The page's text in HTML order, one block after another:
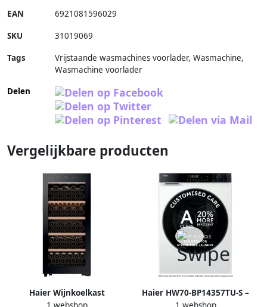
EAN 6921081596029
SKU 31019069
Tags
Vrijstaande wasmachines voorlader, Wasmachine,
Wasmachine voorlader
Delen
Vergelijkbare producten
Haier Wijnkoelkast
Haier HW70-BP14357TU-S –